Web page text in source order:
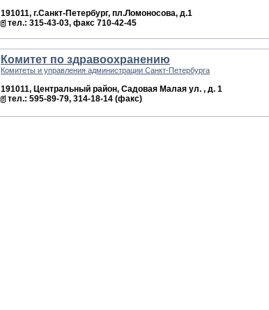
191011, г.Санкт-Петербург, пл.Ломоносова, д.1
тел.: 315-43-03, факс 710-42-45
Комитет по здравоохранению
Комитеты и управления администрации Санкт-Петербурга
191011, Центральный район, Садовая Малая ул. , д. 1
тел.: 595-89-79, 314-18-14 (факс)